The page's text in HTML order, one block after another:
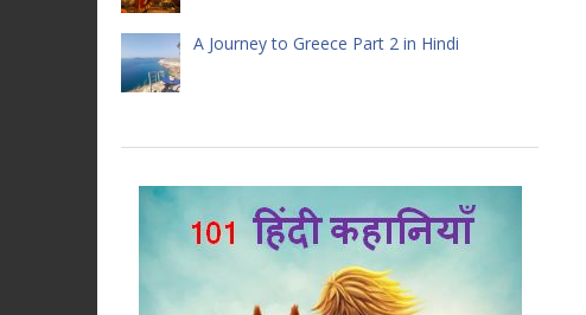
A Journey to Greece Part 2 in Hindi